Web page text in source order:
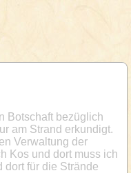
Botschaft bezüglich
am Strand erkundigt.
Verwaltung der
Kos und dort muss ich
dort für die Strände